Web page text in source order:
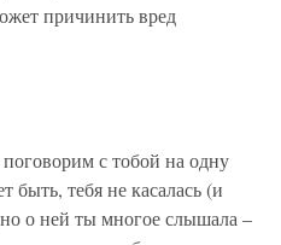
причинить вред
с тобой на одну
быть, тебя не касалась (и
но о ней ты многое слышала –